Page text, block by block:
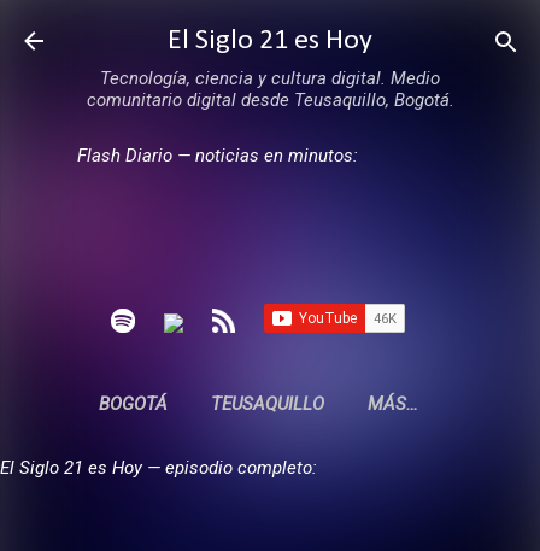
Ir al contenido principal
El Siglo 21 es Hoy
Tecnología, ciencia y cultura digital. Medio
comunitario digital desde Teusaquillo, Bogotá.
Flash Diario — noticias en minutos:
BOGOTÁ TEUSAQUILLO MÁS…
El Siglo 21 es Hoy — episodio completo: